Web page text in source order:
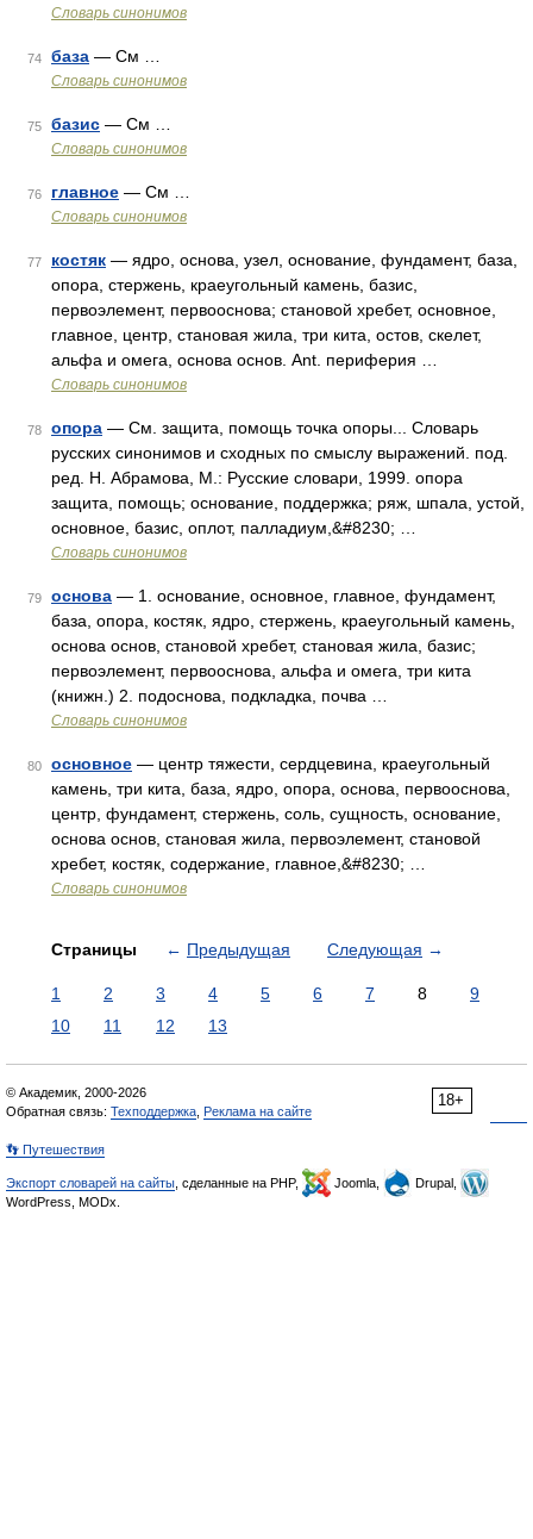
Словарь синонимов
74 база — См …
Словарь синонимов
75 базис — См …
Словарь синонимов
76 главное — См …
Словарь синонимов
77 костяк — ядро, основа, узел, основание, фундамент, база,
опора, стержень, краеугольный камень, базис,
первоэлемент, первооснова; становой хребет, основное,
главное, центр, становая жила, три кита, остов, скелет,
альфа и омега, основа основ. Ant. периферия …
Словарь синонимов
78 опора — См. защита, помощь точка опоры... Словарь
русских синонимов и сходных по смыслу выражений. под.
ред. Н. Абрамова, М.: Русские словари, 1999. опора
защита, помощь; основание, поддержка; ряж, шпала, устой,
основное, базис, оплот, палладиум,&#8230; …
Словарь синонимов
79 основа — 1. основание, основное, главное, фундамент,
база, опора, костяк, ядро, стержень, краеугольный камень,
основа основ, становой хребет, становая жила, базис;
первоэлемент, первооснова, альфа и омега, три кита
(книжн.) 2. подоснова, подкладка, почва …
Словарь синонимов
80 основное — центр тяжести, сердцевина, краеугольный
камень, три кита, база, ядро, опора, основа, первооснова,
центр, фундамент, стержень, соль, сущность, основание,
основа основ, становая жила, первоэлемент, становой
хребет, костяк, содержание, главное,&#8230; …
Словарь синонимов
Страницы ← Предыдущая Следующая →
1 2 3 4 5 6 7 8
9
10
11 12 13
18+
© Академик, 2000-2026
Обратная связь: Техподдержка Реклама на сайте
👣 Путешествия
Экспорт словарей на сайты , сделанные на PHP, Joomla,
Drupal,
WordPress, MODx.